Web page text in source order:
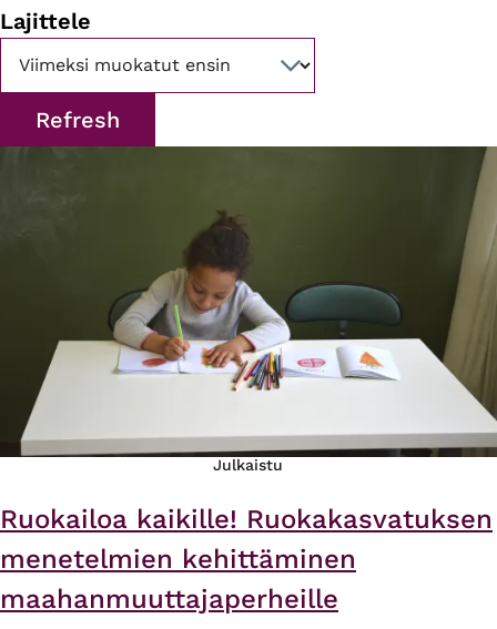
Lajittele
Julkaistu
Ruokailoa kaikille! Ruokakasvatuksen
menetelmien kehittäminen
maahanmuuttajaperheille